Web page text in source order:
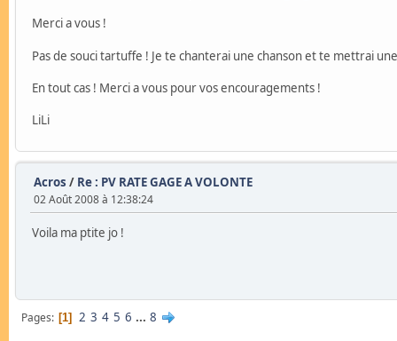
Merci a vous !
Pas de souci tartuffe ! Je te chanterai une chanson et te mettrai
En tout cas ! Merci a vous pour vos encouragements !
LiLi
Acros / Re : PV RATE GAGE A VOLONTE
02 Août 2008 à 12:38:24
Voila ma ptite jo !
Pages 1 2 3 4 5 6 ... 8